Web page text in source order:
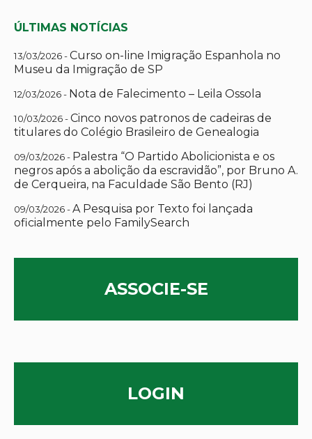
ÚLTIMAS NOTÍCIAS
13/03/2026 -Curso on-line Imigração Espanhola no
Museu da Imigração de SP
12/03/2026 - Nota de Falecimento – Leila Ossola
10/03/2026 -Cinco novos patronos de cadeiras de
titulares do Colégio Brasileiro de Genealogia
09/03/2026 - Palestra “O Partido Abolicionista e os
negros após a abolição da escravidão”, por Bruno A.
de Cerqueira, na Faculdade São Bento (RJ)
09/03/2026 -A Pesquisa por Texto foi lançada
oficialmente pelo FamilySearch
ASSOCIE-SE
LOGIN